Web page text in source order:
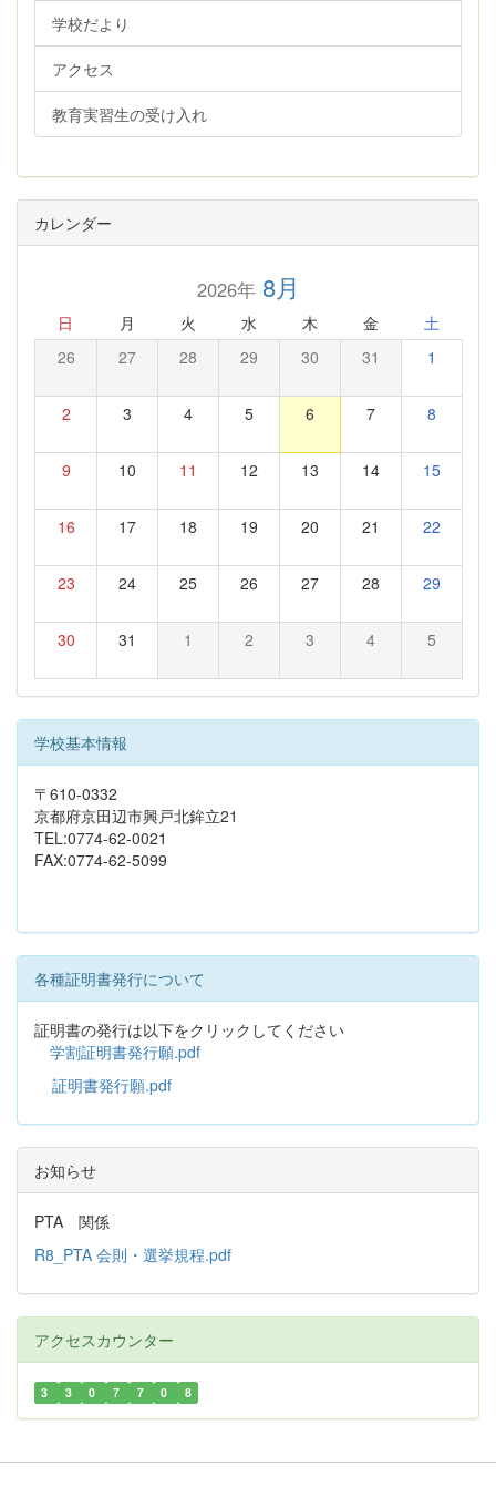
学校だより
アクセス
教育実習生の受け入れ
カレンダー
2026年8月
日 月 火 水 木 金 土
26 27 28 29 30 31 1
2 3 4 5 6 7 8
9 10 11 12 13 14 15
16 17 18 19 20 21 22
23 24 25 26 27 28 29
30 31 1 2 3 4 5
学校基本情報
〒610-0332
京都府京田辺市興戸北鉾立21
TEL:0774-62-0021
FAX:0774-62-5099
各種証明書発行について
証明書の発行は以下をクリックしてください
学割証明書発行願.pdf
証明書発行願.pdf
お知らせ
PTA 関係
R8_PTA 会則・選挙規程.pdf
アクセスカウンター
3 3 0 7 7 0 8